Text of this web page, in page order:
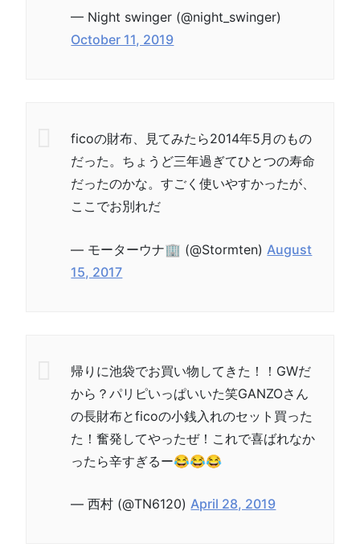
— Night swinger (@night_swinger)
October 11, 2019
ficoの財布、見てみたら2014年5月のもの
だった。ちょうど三年過ぎてひとつの寿命
だったのかな。すごく使いやすかったが、
ここでお別れだ
— モーターウナ🏢 (@Stormten) August
15, 2017
帰りに池袋でお買い物してきた！！GWだ
から？パリピいっぱいいた笑GANZOさん
の長財布とficoの小銭入れのセット買った
た！奮発してやったぜ！これで喜ばれなか
ったら辛すぎるー😂😂😂
— 西村 (@TN6120)April 28, 2019